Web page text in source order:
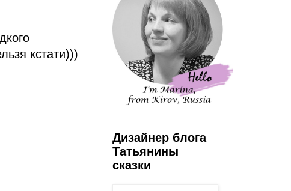
кстати)))
Дизайнер блога
Татьянины
сказки